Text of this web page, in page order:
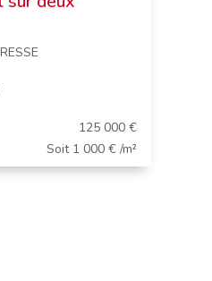
125 000 €
Soit 1 000 € /m²